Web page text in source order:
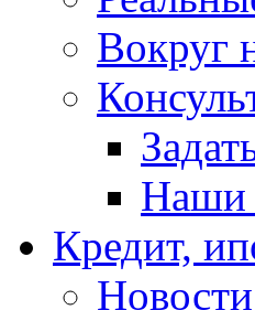
Вокруг
Наши
Кредит,
Новости